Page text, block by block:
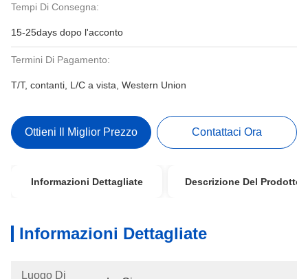
Tempi Di Consegna:
15-25days dopo l'acconto
Termini Di Pagamento:
T/T, contanti, L/C a vista, Western Union
Ottieni Il Miglior Prezzo Contattaci Ora
Informazioni Dettagliate Descrizione Del Prodotto
Informazioni Dettagliate
Luogo Di